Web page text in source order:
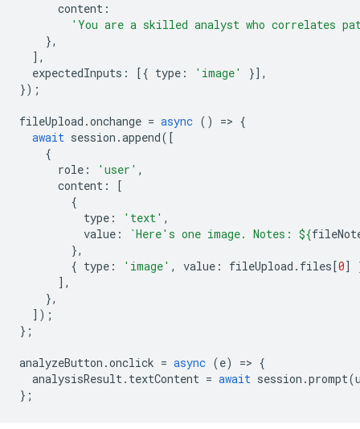
content :
'You are a skilled analyst who correlates
},
],
expectedInputs : [{ type : 'image'
}],
});
fileUpload .onchange = async () => {
await session .append([
{
role : 'user' ,
content :
[
{
type : 'text' ,
value : `Here's one image. Notes: ${
},
{ type : 'image' , value : fileUpload . files[0]
],
},
]);
};
analyzeButton .onclick = async (e) => {
analysisResult. textContent = await session .prompt(
};